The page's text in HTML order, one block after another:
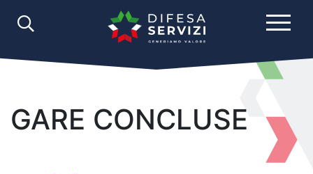
GARE CONCLUSE